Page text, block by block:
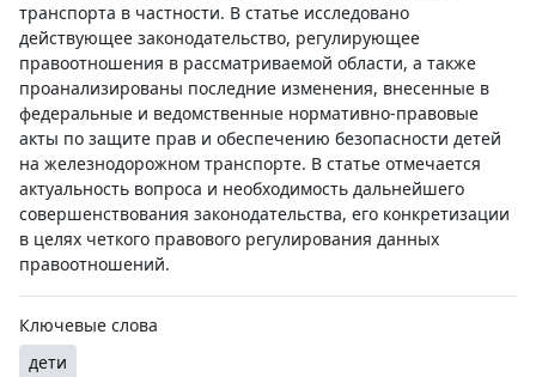
транспорта в частности. В статье исследовано
действующее законодательство, регулирующее
правоотношения в рассматриваемой области, а также
проанализированы последние изменения, внесенные в
федеральные и ведомственные нормативно-правовые
акты по защите прав и обеспечению безопасности детей
на железнодорожном транспорте. В статье отмечается
актуальность вопроса и необходимость дальнейшего
совершенствования законодательства, его конкретизации
в целях четкого правового регулирования данных
правоотношений.
Ключевые слова
дети